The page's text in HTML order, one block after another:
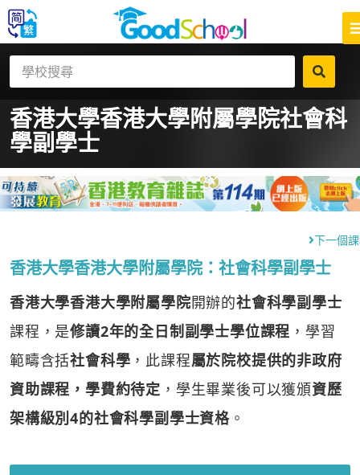
香港大學香港大學附屬學院社會科
學副學士
下一個
香港大學香港大學附屬學院：社會科學副學士
香港大學香港大學附屬學院開辦的社會科學副學士
課程，是修讀2年的全日制副學士學位課程 ，學習
範疇含括社會科學 ，此課程屬於院校提供的非政府
資助課程，學費約待定 ，學生畢業後可以獲頒資歷
架構級別4的社會科學副學士資格 。